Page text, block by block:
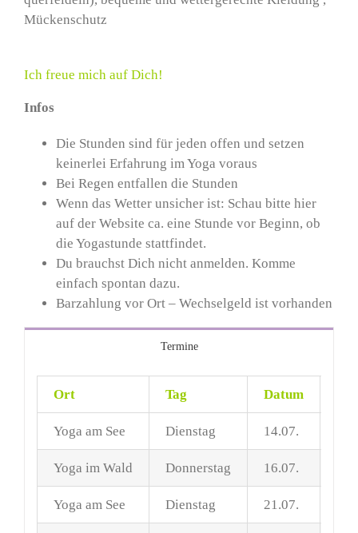
Mückenschutz
Ich freue mich auf Dich!
Infos
Die Stunden sind für jeden offen und setzen
keinerlei Erfahrung im Yoga voraus
Bei Regen entfallen die Stunden
Wenn das Wetter unsicher ist: Schau bitte hier
auf der Website ca. eine Stunde vor Beginn, ob
die Yogastunde stattfindet.
Du brauchst Dich nicht anmelden. Komme
einfach spontan dazu.
Barzahlung vor Ort – Wechselgeld ist vorhanden
Termine
Ort Tag Datum
Yoga am See Dienstag 14.07.
Yoga im Wald Donnerstag 16.07.
Yoga am See Dienstag 21.07.